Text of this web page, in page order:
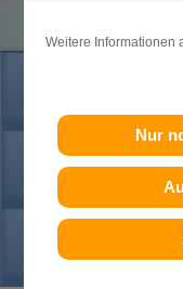
Weitere Informationen
Nur
PRAXIS